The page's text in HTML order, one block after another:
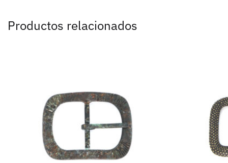
Productos relacionados